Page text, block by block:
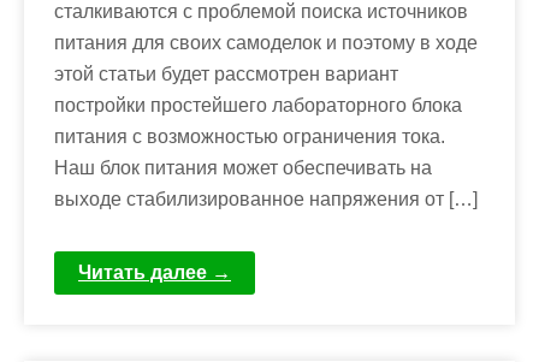
сталкиваются с проблемой поиска источников
питания для своих самоделок и поэтому в ходе
этой статьи будет рассмотрен вариант
постройки простейшего лабораторного блока
питания с возможностью ограничения тока.
Наш блок питания может обеспечивать на
выходе стабилизированное напряжения от […]
Читать далее →